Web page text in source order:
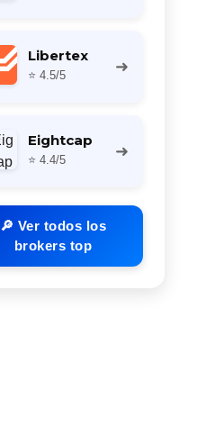
Libertex
⭐ 4.5/5 ➜
Eightcap
⭐ 4.4/5 ➜
🔎 Ver todos los
brokers top